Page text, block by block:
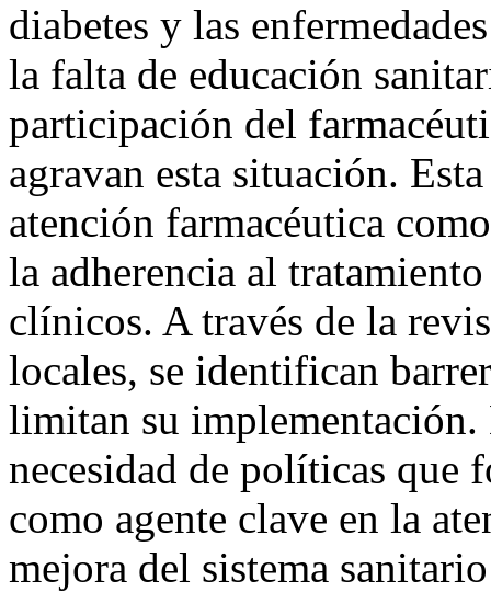
diabetes y las
la falta de educación
participación del
agravan esta situación.
atención farmacéutica
la adherencia al
clínicos. A través de la
locales, se identifican
limitan su implementación.
necesidad de políticas que
como agente clave en la
mejora del sistema